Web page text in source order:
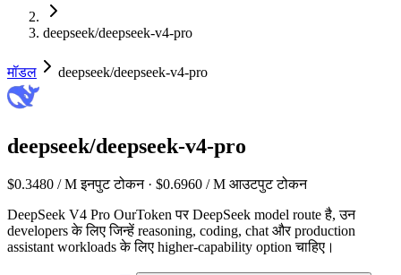
deepseek/deepseek-v4-pro
मॉडल deepseek/deepseek-v4-pro
deepseek/deepseek-v4-pro
$0.3480 / M इनपुट टोकन · $0.6960 / M आउटपुट टोकन
DeepSeek V4 Pro OurToken पर DeepSeek model route है, उन
developers के लिए जिन्हें reasoning, coding, chat और production
assistant workloads के लिए higher-capability option चाहिए।